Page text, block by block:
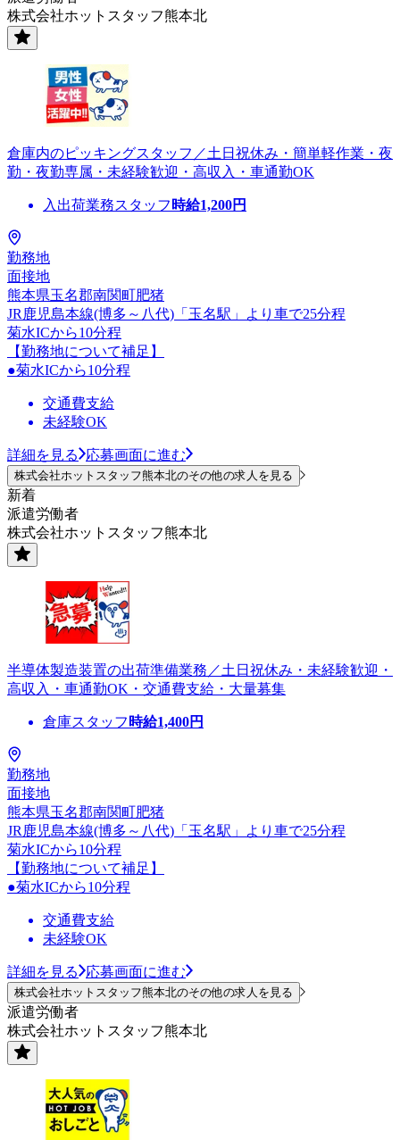
株式会社ホットスタッフ熊本北
倉庫内のピッキングスタッフ／土日祝休み・簡単軽作業・夜
勤・夜勤専属・未経験歓迎・高収入・車通勤OK
入出荷業務スタッフ 時給1,200円
勤務地
面接地
熊本県玉名郡南関町肥猪
JR鹿児島本線(博多～八代)「玉名駅」より車で25分程
菊水ICから10分程
【勤務地について補足】
●菊水ICから10分程
交通費支給
未経験OK
詳細を見る 応募画面に進む
株式会社ホットスタッフ熊本北のその他の求人を見る
新着
派遣労働者
株式会社ホットスタッフ熊本北
半導体製造装置の出荷準備業務／土日祝休み・未経験歓迎・
高収入・車通勤OK・交通費支給・大量募集
倉庫スタッフ 時給1,400円
勤務地
面接地
熊本県玉名郡南関町肥猪
JR鹿児島本線(博多～八代)「玉名駅」より車で25分程
菊水ICから10分程
【勤務地について補足】
●菊水ICから10分程
交通費支給
未経験OK
詳細を見る 応募画面に進む
株式会社ホットスタッフ熊本北のその他の求人を見る
派遣労働者
株式会社ホットスタッフ熊本北